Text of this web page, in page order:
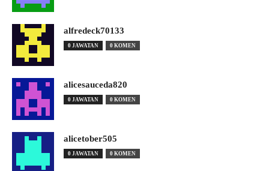
alfredeck70133
0 JAWATAN 0 KOMEN
alicesauceda820
0 JAWATAN 0 KOMEN
alicetober505
0 JAWATAN 0 KOMEN